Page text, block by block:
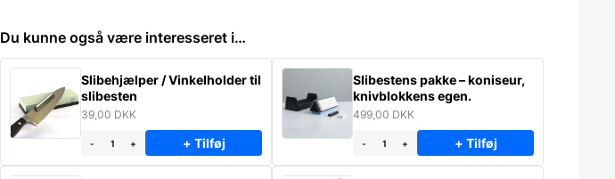
Du kunne også være interesseret i…
Slibehjælper / Vinkelholder til
slibesten
39,00 DKK
- + + Tilføj
Slibestens pakke – koniseur,
knivblokkens egen.
499,00 DKK
- + + Tilføj